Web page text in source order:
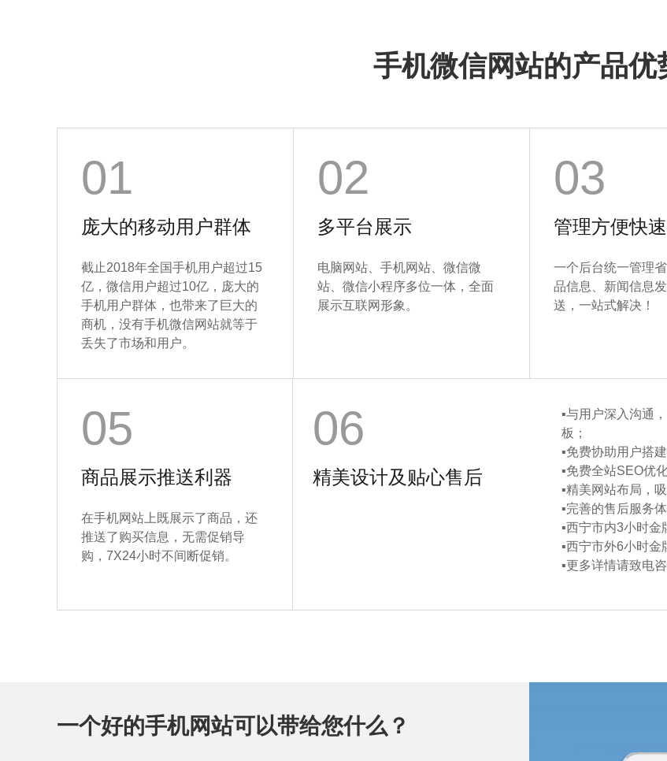
手机微信网站的产品优
01
庞大的移动用户群体
截止2018年全国手机用户超过15
亿，微信用户超过10亿，庞大的
手机用户群体，也带来了巨大的
商机，没有手机微信网站就等于
丢失了市场和用户。
02
多平台展示
电脑网站、手机网站、微信微
站、微信小程序多位一体，全面
展示互联网形象。
03
管理方便快
一个后台统一管理
品信息、新闻信息
送，一站式解决！
05
商品展示推送利器
在手机网站上既展示了商品，还
推送了购买信息，无需促销导
购，7X24小时不间断促销。
06
精美设计及贴心售后
▪与用户深入沟通
板；
▪免费协助用户搭
▪免费全站SEO优
▪精美网站布局，
▪完善的售后服务
▪西宁市内3小时金
▪西宁市外6小时金
▪更多详情请致电
一个好的手机网站可以带给您什么？